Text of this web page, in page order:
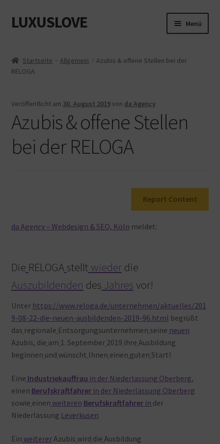
Zur
Navigation
Zum
Inhalt
LUXUSLOVE Menü
Cookie-Richtlinie (EU)
Datenschutz
Impressum
Kasse
Warenkorb
Startseite Allgemein
Azubis & offene Stellen bei der
RELOGA
Veröffentlicht am 30. August 2019von da Agency
Azubis & offene Stellen
bei der RELOGA
Report Content
da Agency – Webdesign & SEO, Köln meldet:
Die RELOGAstellt wiederdie
Auszubildenden des Jahres vor!
Unter https://www.reloga.de/unternehmen/aktuelles/201
9-08-22-die-neuen-ausbildenden-2019-96.html begrüßt
das regionale Entsorgungsunternehmen seine neuen
Azubis, die am 1. September 2019 ihre Ausbildung
beginnen und wünscht Ihnen einen guten Start!
Eine Industriekauffrau in der Niederlassung Oberberg,
einen Berufskraftfahrer in der Niederlassung Oberberg
sowie einen weiteren Berufskraftfahrer in der
Niederlassung Leverkusen
Ein weitererAzubis wird die Ausbildung